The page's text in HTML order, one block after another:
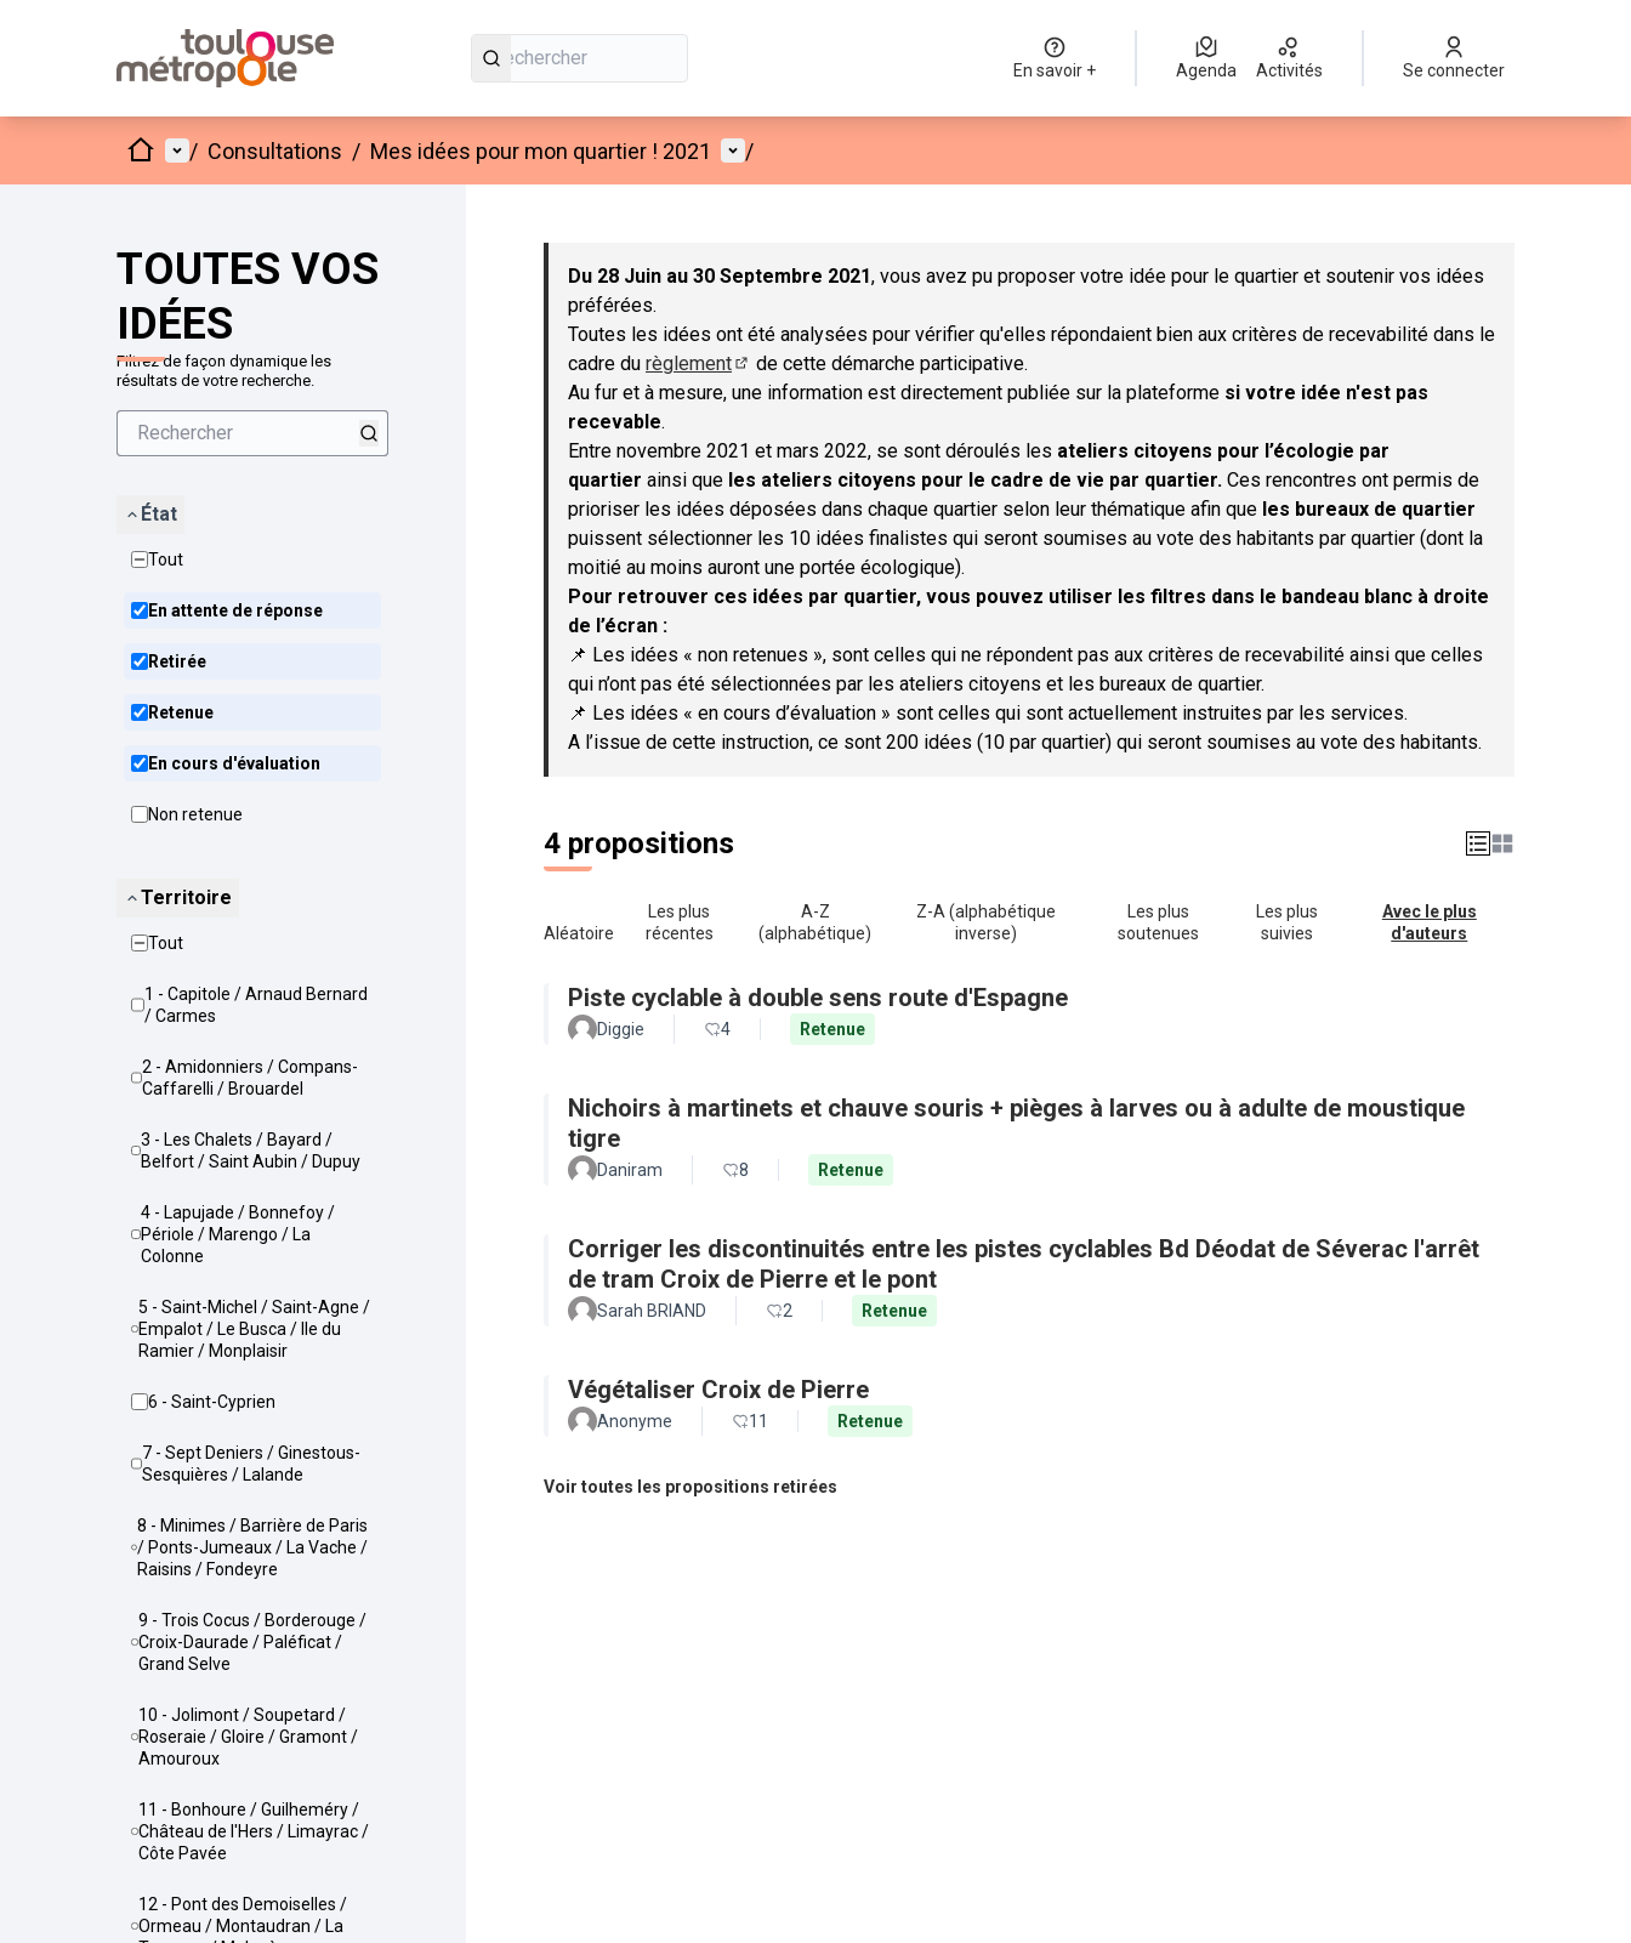
En savoir + Agenda Activités Se connecter
AccueilMenu principal
/ Consultations / Mes idées pour mon quartier ! 2021 Menu utilisateur
/
TOUTES VOS
IDÉES
Filtrez de façon dynamique les
résultats de votre recherche.
État
Tout
En attente de réponse
Retirée
Retenue
En cours d'évaluation
Non retenue
Territoire
Tout
1 - Capitole / Arnaud Bernard
/ Carmes
2 - Amidonniers / Compans-
Caffarelli / Brouardel
3 - Les Chalets / Bayard /
Belfort / Saint Aubin / Dupuy
4 - Lapujade / Bonnefoy /
Périole / Marengo / La
Colonne
5 - Saint-Michel / Saint-Agne /
Empalot / Le Busca / Ile du
Ramier / Monplaisir
6 - Saint-Cyprien
7 - Sept Deniers / Ginestous-
Sesquières / Lalande
8 - Minimes / Barrière de Paris
/ Ponts-Jumeaux / La Vache /
Raisins / Fondeyre
9 - Trois Cocus / Borderouge /
Croix-Daurade / Paléficat /
Grand Selve
10 - Jolimont / Soupetard /
Roseraie / Gloire / Gramont /
Amouroux
11 - Bonhoure / Guilheméry /
Château de l'Hers / Limayrac /
Côte Pavée
12 - Pont des Demoiselles /
Ormeau / Montaudran / La
Passer la carte
Du 28 Juin au 30 Septembre 2021, vous avez pu proposer votre idée pour le quartier et soutenir vos idées
préférées.
Toutes les idées ont été analysées pour vérifier qu'elles répondaient bien aux critères de recevabilité dans le
cadre du règlement
(S'ouvre dans un nouvel onglet)
de cette démarche participative.
Au fur et à mesure, une information est directement publiée sur la plateforme si votre idée n'est pas
recevable.
Entre novembre 2021 et mars 2022, se sont déroulés les ateliers citoyens pour l’écologie par
quartier ainsi que les ateliers citoyens pour le cadre de vie par quartier. Ces rencontres ont permis de
prioriser les idées déposées dans chaque quartier selon leur thématique afin que les bureaux de quartier
puissent sélectionner les 10 idées finalistes qui seront soumises au vote des habitants par quartier (dont la
moitié au moins auront une portée écologique).
Pour retrouver ces idées par quartier, vous pouvez utiliser les filtres dans le bandeau blanc à droite
de l’écran :
📌 Les idées « non retenues », sont celles qui ne répondent pas aux critères de recevabilité ainsi que celles
qui n’ont pas été sélectionnées par les ateliers citoyens et les bureaux de quartier.
📌 Les idées « en cours d’évaluation » sont celles qui sont actuellement instruites par les services.
A l’issue de cette instruction, ce sont 200 idées (10 par quartier) qui seront soumises au vote des habitants.
4 propositions
Aléatoire
Les plus
récentes
A-Z
(alphabétique)
Z-A (alphabétique
inverse)
Les plus
soutenues
Les plus
suivies
Avec le plus
d'auteurs
Piste cyclable à double sens route d'Espagne
Diggie 4 Retenue
Nichoirs à martinets et chauve souris + pièges à larves ou à adulte de moustique
tigre
Daniram 8 Retenue
Corriger les discontinuités entre les pistes cyclables Bd Déodat de Séverac l'arrêt
de tram Croix de Pierre et le pont
Sarah BRIAND 2 Retenue
Végétaliser Croix de Pierre
Anonyme 11 Retenue
Voir toutes les propositions retirées